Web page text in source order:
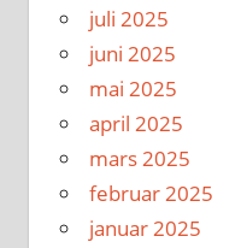
juli 2025
juni 2025
mai 2025
april 2025
mars 2025
februar 2025
januar 2025